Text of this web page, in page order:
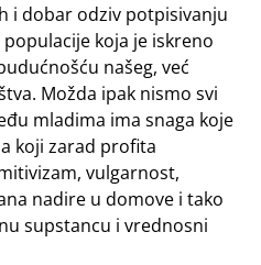
i dobar odziv potpisivanju
koja je iskreno
našeg, već
Možda ipak nismo svi
mladima ima snaga koje
koji zarad profita
vulgarnost,
nadire u domove i tako
supstancu i vrednosni